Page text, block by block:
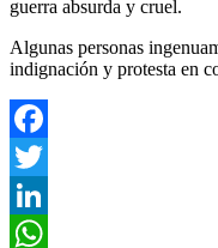
guerra absurda y cruel.
Algunas personas
indignación y protesta en
Facebook
Twitter
LinkedIn